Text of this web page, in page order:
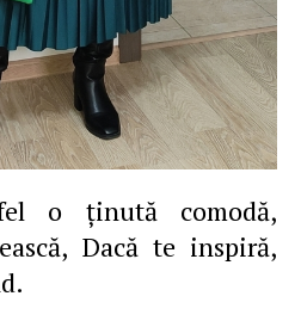
o ţinută comodă,
Dacă te inspiră,